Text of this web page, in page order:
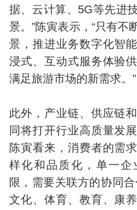
据、云计算、5G等先进
景。”陈寅表示，“只有不
景，推进业务数字化智
浸式、互动式服务体验
满足旅游市场的新需求。”
此外，产业链、供应链
同将打开行业高质量发
陈寅看来，消费者的需
样化和品质化，单一企
限，需要关联方的协同合
文化、体育、教育、康